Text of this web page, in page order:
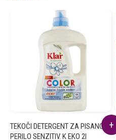
TEKOČI DETERGENT ZA PISANO
PERILO SENZITIV. K EKO 2l